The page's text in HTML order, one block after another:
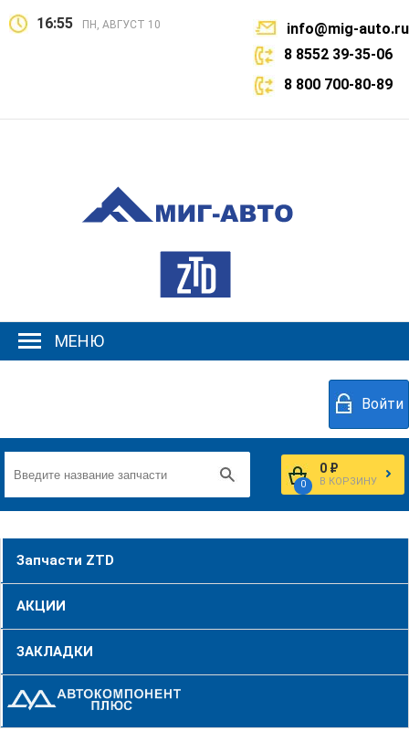
16:55 ПН, АВГУСТ 10
info@mig-auto.ru
8 8552 39-35-06
8 800 700-80-89
МЕНЮ
Войти
0
0 ₽
В КОРЗИНУ
Запчасти ZTD
АКЦИИ
ЗАКЛАДКИ